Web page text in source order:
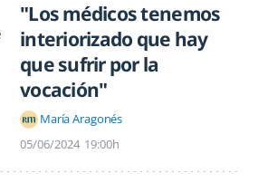
"Los médicos tenemos
interiorizado que hay
que sufrir por la
vocación"
María Aragonés
05/06/2024 19:00h